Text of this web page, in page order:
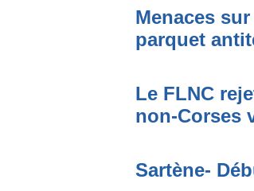
Menaces
parquet
Le FLNC
non-Corses
Sartène-